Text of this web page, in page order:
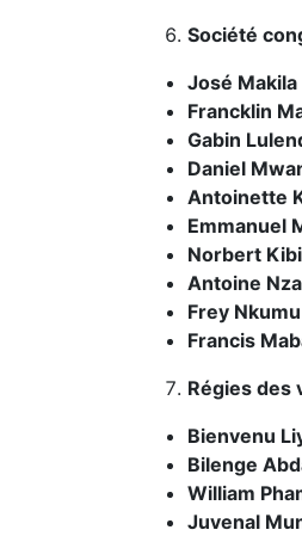
Société
José Makila
Francklin
Gabin
Daniel
Antoinette
Emmanuel
Norbert
Antoine
Frey
Francis
Régies des
Bienvenu
Bilenge
William
Juvenal